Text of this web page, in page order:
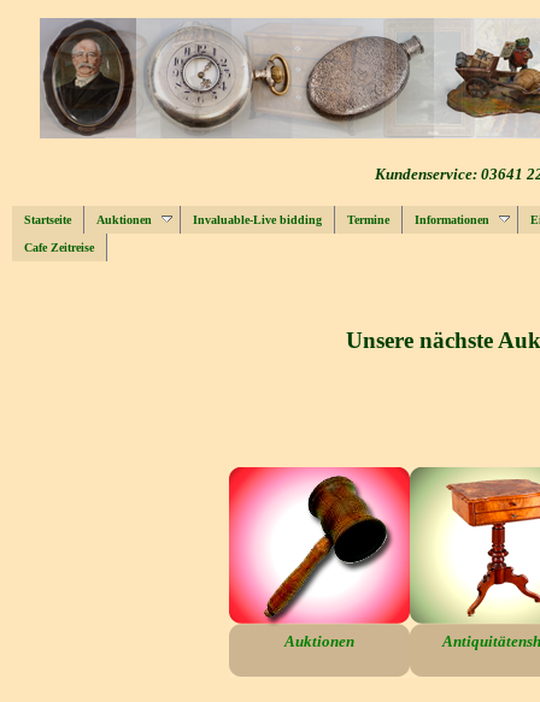
Kundenservice: 03641
Startseite Auktionen Invaluable-Live bidding Termine Informationen
Cafe Zeitreise
Unsere nächste
Auktionen